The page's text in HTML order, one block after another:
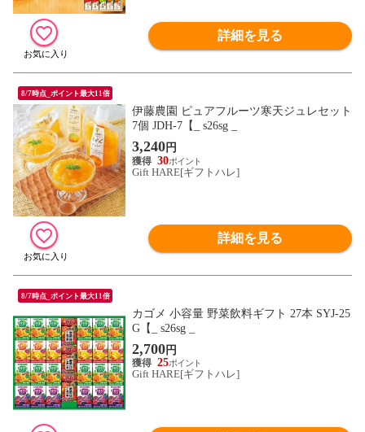
詳細を見る
8/7時点_ポイント最大11倍
伊藤農園 ピュアフルーツ寒天ジュレセット
7個 JDH-7【_ s26sg _
3,240円
30
Gift HARE[ギフトハレ]
詳細を見る
8/7時点_ポイント最大11倍
カゴメ 小容量 野菜飲料ギフト 27本 SYJ-25
G【_ s26sg _
2,700円
25
Gift HARE[ギフトハレ]